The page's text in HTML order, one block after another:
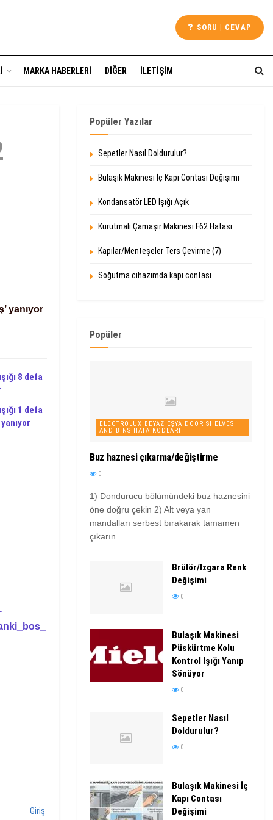
SORU | CEVAP
MARKA HABERLERI DIĞER İLETIŞIM
yanıyor
8 defa
1 defa
Giriş
Popüler Yazılar
Sepetler Nasıl Doldurulur?
Bulaşık Makinesi İç Kapı Contası Değişimi
Kondansatör LED Işığı Açık
Kurutmalı Çamaşır Makinesi F62 Hatası
Kapılar/Menteşeler Ters Çevirme (7)
Soğutma cihazımda kapı contası
Popüler
ELECTROLUX BEYAZ EŞYA DOOR SHELVES
AND BINS HATA KODLARI
Buz haznesi çıkarma/değiştirme
0
1) Dondurucu bölümündeki buz haznesini
öne doğru çekin 2) Alt veya yan
mandalları serbest bırakarak tamamen
çıkarın...
Brülör/Izgara Renk
Değişimi
0
Bulaşık Makinesi
Püskürtme Kolu
Kontrol Işığı Yanıp
Sönüyor
0
Sepetler Nasıl
Doldurulur?
0
Bulaşık Makinesi İç
Kapı Contası
Değişimi